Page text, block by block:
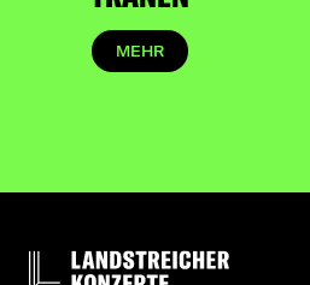
es hingehört: auf die Bühne!
MEHR